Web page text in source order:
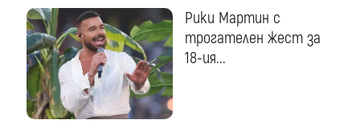
Рики Мартин с
трогателен жест за
18-ия...